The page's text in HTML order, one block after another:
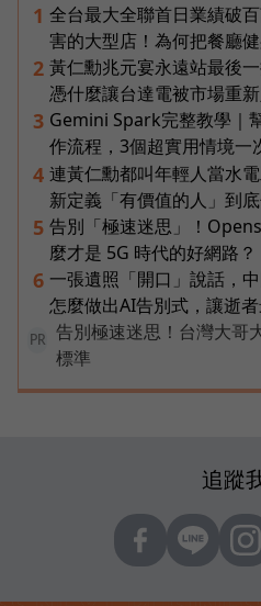
1 全台最大全聯首日業績破
害的大型店！為何把餐廳
2 黃仁勳兆元宴永遠站最後
憑什麼讓台達電被市場重
3 Gemini Spark完整教學｜
作流程，3個超實用情境一
4 連黃仁勳都叫年輕人當水
新定義「有價值的人」到
5 告別「極速迷思」！
麼才是 5G 時代的好網路？
6 一張遺照「開口」說話，
怎麼做出AI告別式，讓逝
PR
告別極速迷思！台灣大哥
標準
追蹤